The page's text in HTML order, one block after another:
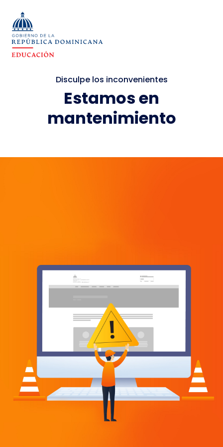
Disculpe los inconvenientes
Estamos en
mantenimiento